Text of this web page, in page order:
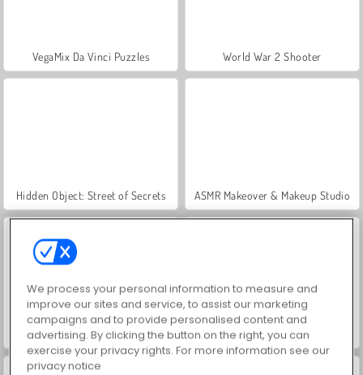
VegaMix Da Vinci Puzzles World War 2 Shooter
Hidden Object: Street of Secrets ASMR Makeover & Makeup Studio
Farm Merge Valley Royal Story
We process your personal information to measure and
improve our sites and service, to assist our marketing
campaigns and to provide personalised content and
advertising. By clicking the button on the right, you can
exercise your privacy rights. For more information see our
privacy notice